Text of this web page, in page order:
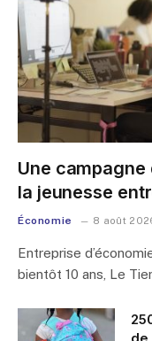
Une
la jeunesse
Économie 8 août
Entreprise
bientôt 10 ans, Le